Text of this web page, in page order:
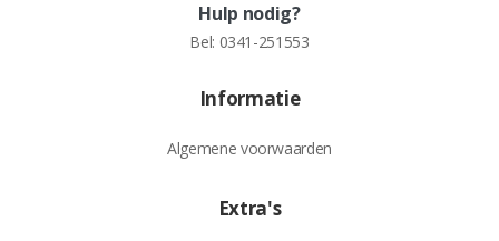
Hulp nodig?
Bel: 0341-251553
Informatie
Algemene voorwaarden
Extra's